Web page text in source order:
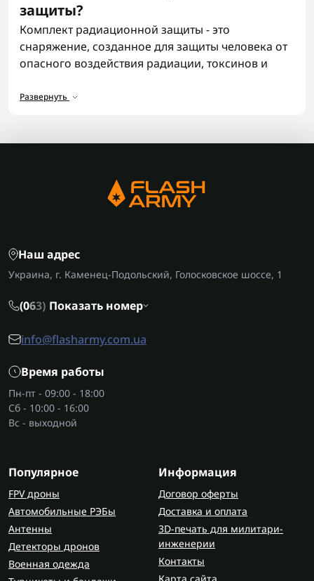
защиты?
Комплект радиационной защиты - это
снаряжение, созданное для защиты человека от
опасного воздействия радиации, токсинов и
радиации обеспечивает изоляцию кожи, органов
радиационной защиты?
Такие защитные комплекты необходимы всем,
воинским подразделениям, подразделениям
ГСЧС, волонтерам, работникам критической
инфраструктуры.
Во время эвакуации или работы в зонах
комплект защиты от радиации, но и
который защищает дыхание от опасных
аэрозолей.
Что входит в комплект?
Стандартные защитные комплекты включают:
устойчивых к радиации, химии и биоугрозам;
перчатки и бахилы
для полной изоляции
кожи;
пакет
скотчдля крепления перчаток и бахил;
сумкудля комплекта.
Развернуть
Наш адрес
Украина, г. Каменец-Подольский, Голосковское шоссе, 1
(063) Показать номер
info@flasharmy.com.ua
Время работы
Пн-пт - 09:00 - 18:00
Сб - 10:00 - 16:00
Вс - выходной
Популярное
FPV дроны
Автомобильные РЭБы
Антенны
Детекторы дронов
Военная одежда
Информация
Договор оферты
Доставка и оплата
3D-печать для милитари-
инженерии
Контакты